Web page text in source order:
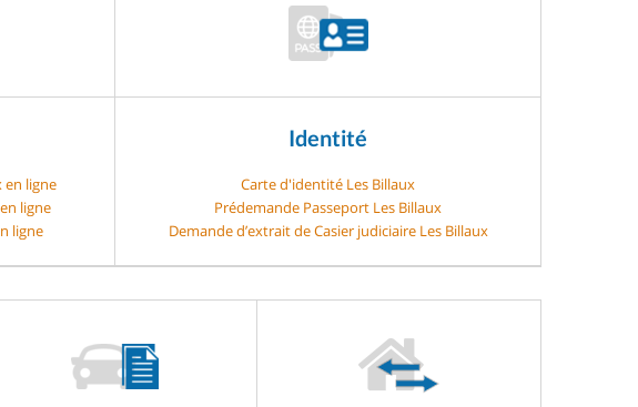
en ligne
ligne
ligne
Identité
Carte d'identité Les Billaux
Prédemande Passeport Les Billaux
Demande d’extrait de Casier judiciaire Les Billaux